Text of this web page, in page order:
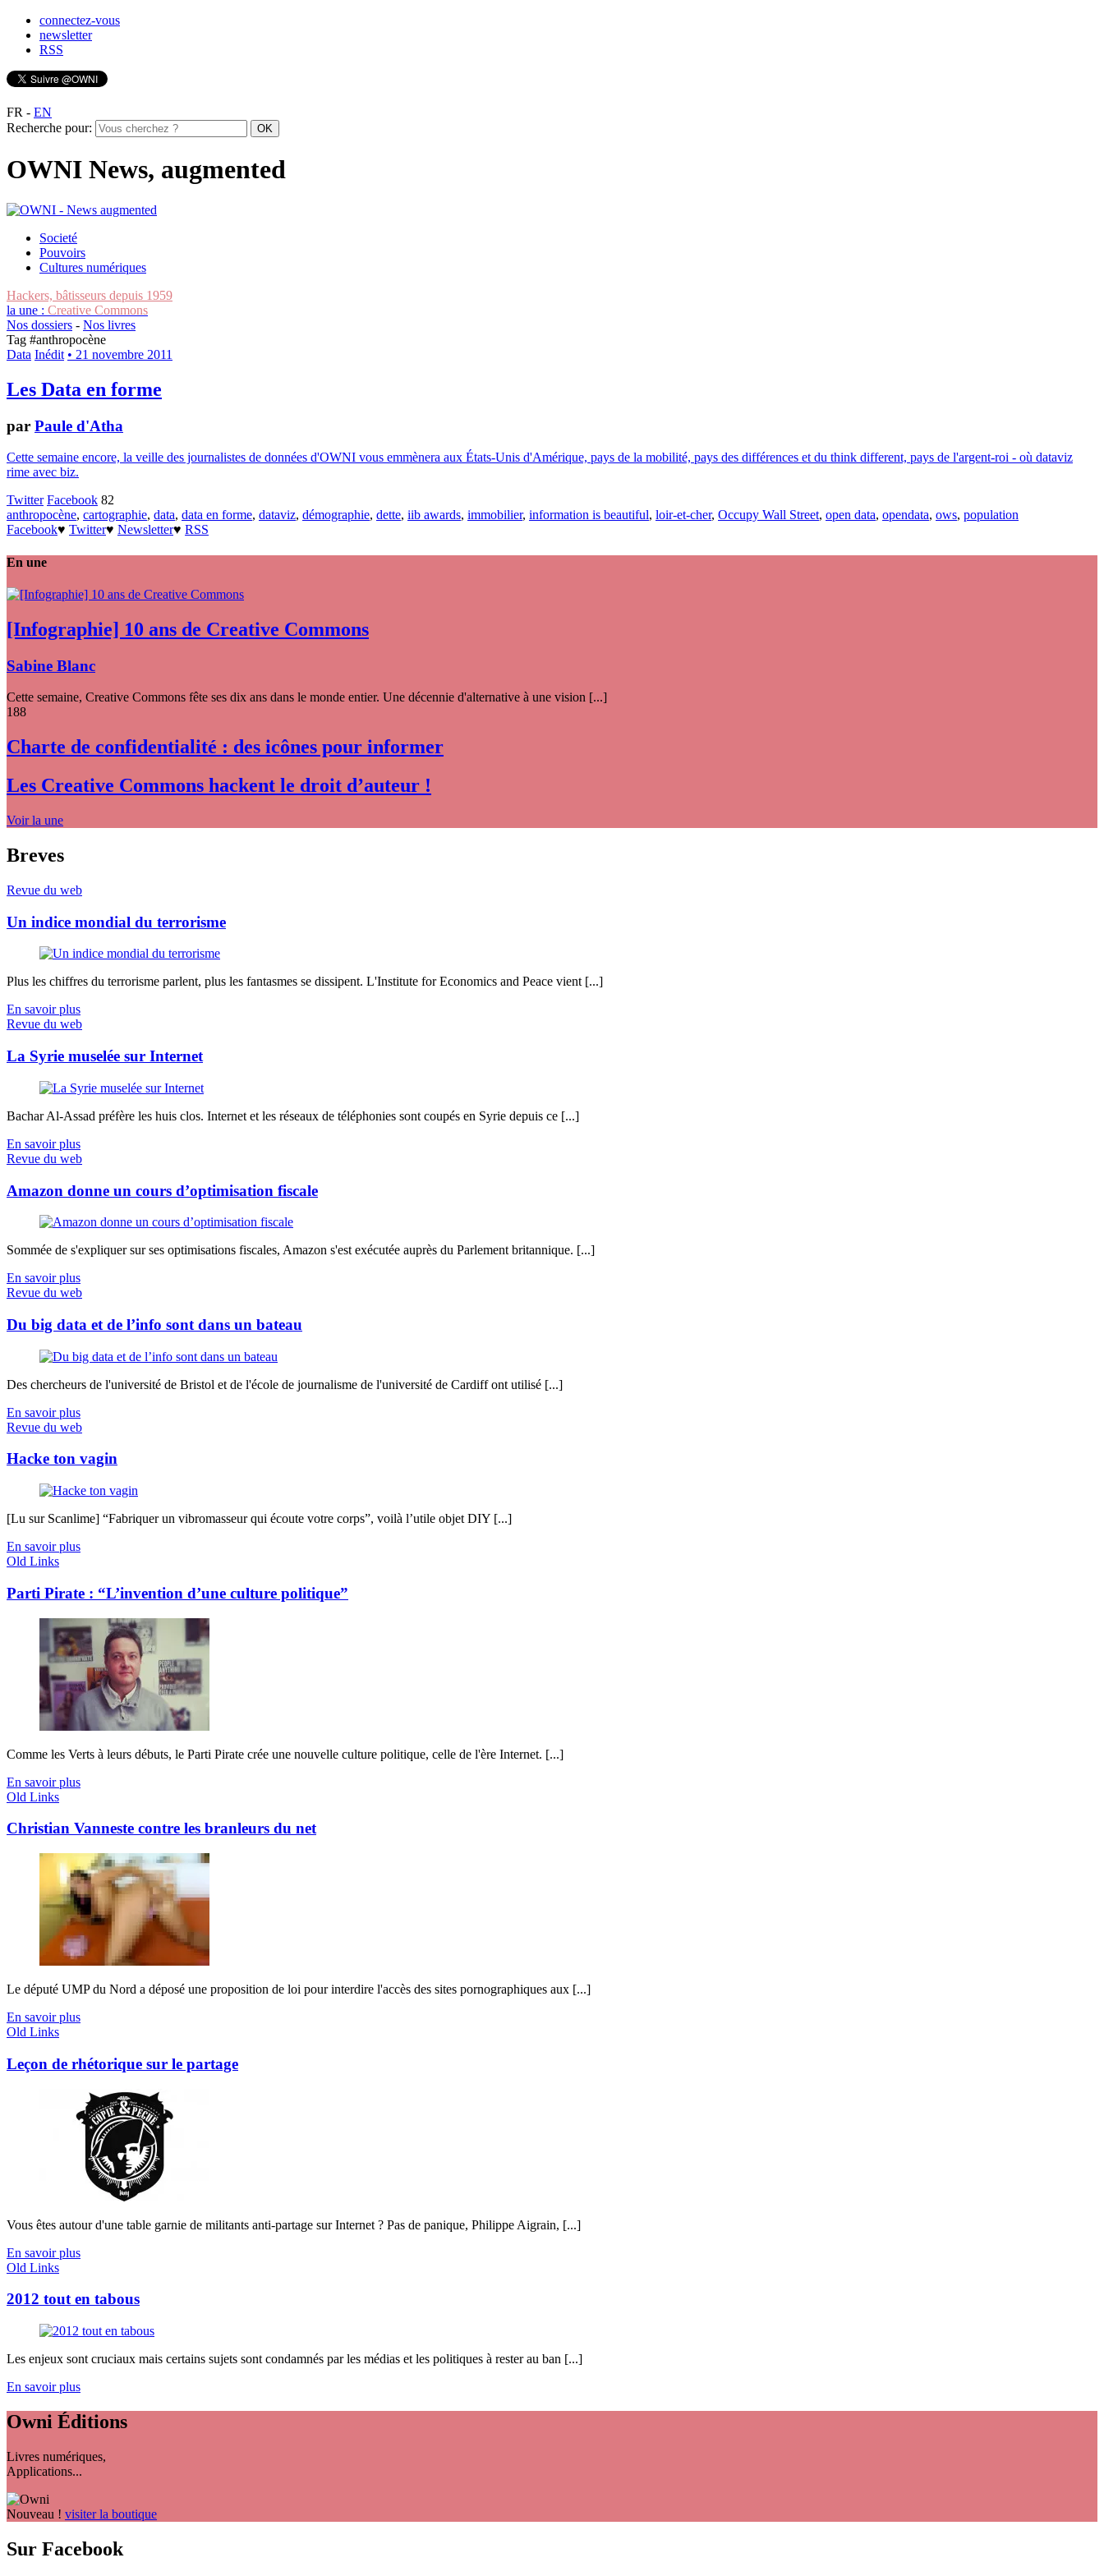
connectez-vous
newsletter
RSS
FR - EN
Recherche pour:
OWNI News, augmented
Societé
Pouvoirs
Cultures numériques
Hackers, bâtisseurs depuis 1959
la une : Creative Commons
Nos dossiers - Nos livres
Tag #anthropocène
Data Inédit • 21 novembre 2011
Les Data en forme
par Paule d'Atha
Cette semaine encore, la veille des journalistes de données d'OWNI vous emmènera aux États-Unis d'Amérique, pays de la mobilité, pays des différences et du think different, pays de l'argent-roi - où dataviz
rime avec biz.
Twitter Facebook 82
anthropocène, cartographie, data, data en forme, dataviz, démographie, dette, iib awards, immobilier, information is beautiful, loir-et-cher, Occupy Wall Street, open data, opendata, ows, population
Facebook♥ Twitter♥ Newsletter♥ RSS
En une
[Infographie] 10 ans de Creative Commons
Sabine Blanc
Cette semaine, Creative Commons fête ses dix ans dans le monde entier. Une décennie d'alternative à une vision [...]
188
Charte de confidentialité : des icônes pour informer
Les Creative Commons hackent le droit d’auteur !
Voir la une
Breves
Revue du web
Un indice mondial du terrorisme
Plus les chiffres du terrorisme parlent, plus les fantasmes se dissipent. L'Institute for Economics and Peace vient [...]
En savoir plus
Revue du web
La Syrie muselée sur Internet
Bachar Al-Assad préfère les huis clos. Internet et les réseaux de téléphonies sont coupés en Syrie depuis ce [...]
En savoir plus
Revue du web
Amazon donne un cours d’optimisation fiscale
Sommée de s'expliquer sur ses optimisations fiscales, Amazon s'est exécutée auprès du Parlement britannique. [...]
En savoir plus
Revue du web
Du big data et de l’info sont dans un bateau
Des chercheurs de l'université de Bristol et de l'école de journalisme de l'université de Cardiff ont utilisé [...]
En savoir plus
Revue du web
Hacke ton vagin
[Lu sur Scanlime] “Fabriquer un vibromasseur qui écoute votre corps”, voilà l’utile objet DIY [...]
En savoir plus
Old Links
Parti Pirate : “L’invention d’une culture politique”
Comme les Verts à leurs débuts, le Parti Pirate crée une nouvelle culture politique, celle de l'ère Internet. [...]
En savoir plus
Old Links
Christian Vanneste contre les branleurs du net
Le député UMP du Nord a déposé une proposition de loi pour interdire l'accès des sites pornographiques aux [...]
En savoir plus
Old Links
Leçon de rhétorique sur le partage
Vous êtes autour d'une table garnie de militants anti-partage sur Internet ? Pas de panique, Philippe Aigrain, [...]
En savoir plus
Old Links
2012 tout en tabous
Les enjeux sont cruciaux mais certains sujets sont condamnés par les médias et les politiques à rester au ban [...]
En savoir plus
Owni Éditions
Livres numériques,
Applications...
Nouveau ! visiter la boutique
Sur Facebook